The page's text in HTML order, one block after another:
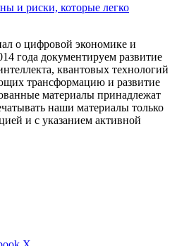
и риски, которые легко
о цифровой экономике и
года документируем развитие
квантовых технологий
трансформацию и развитие
материалы принадлежат
наши материалы только
и с указанием активной